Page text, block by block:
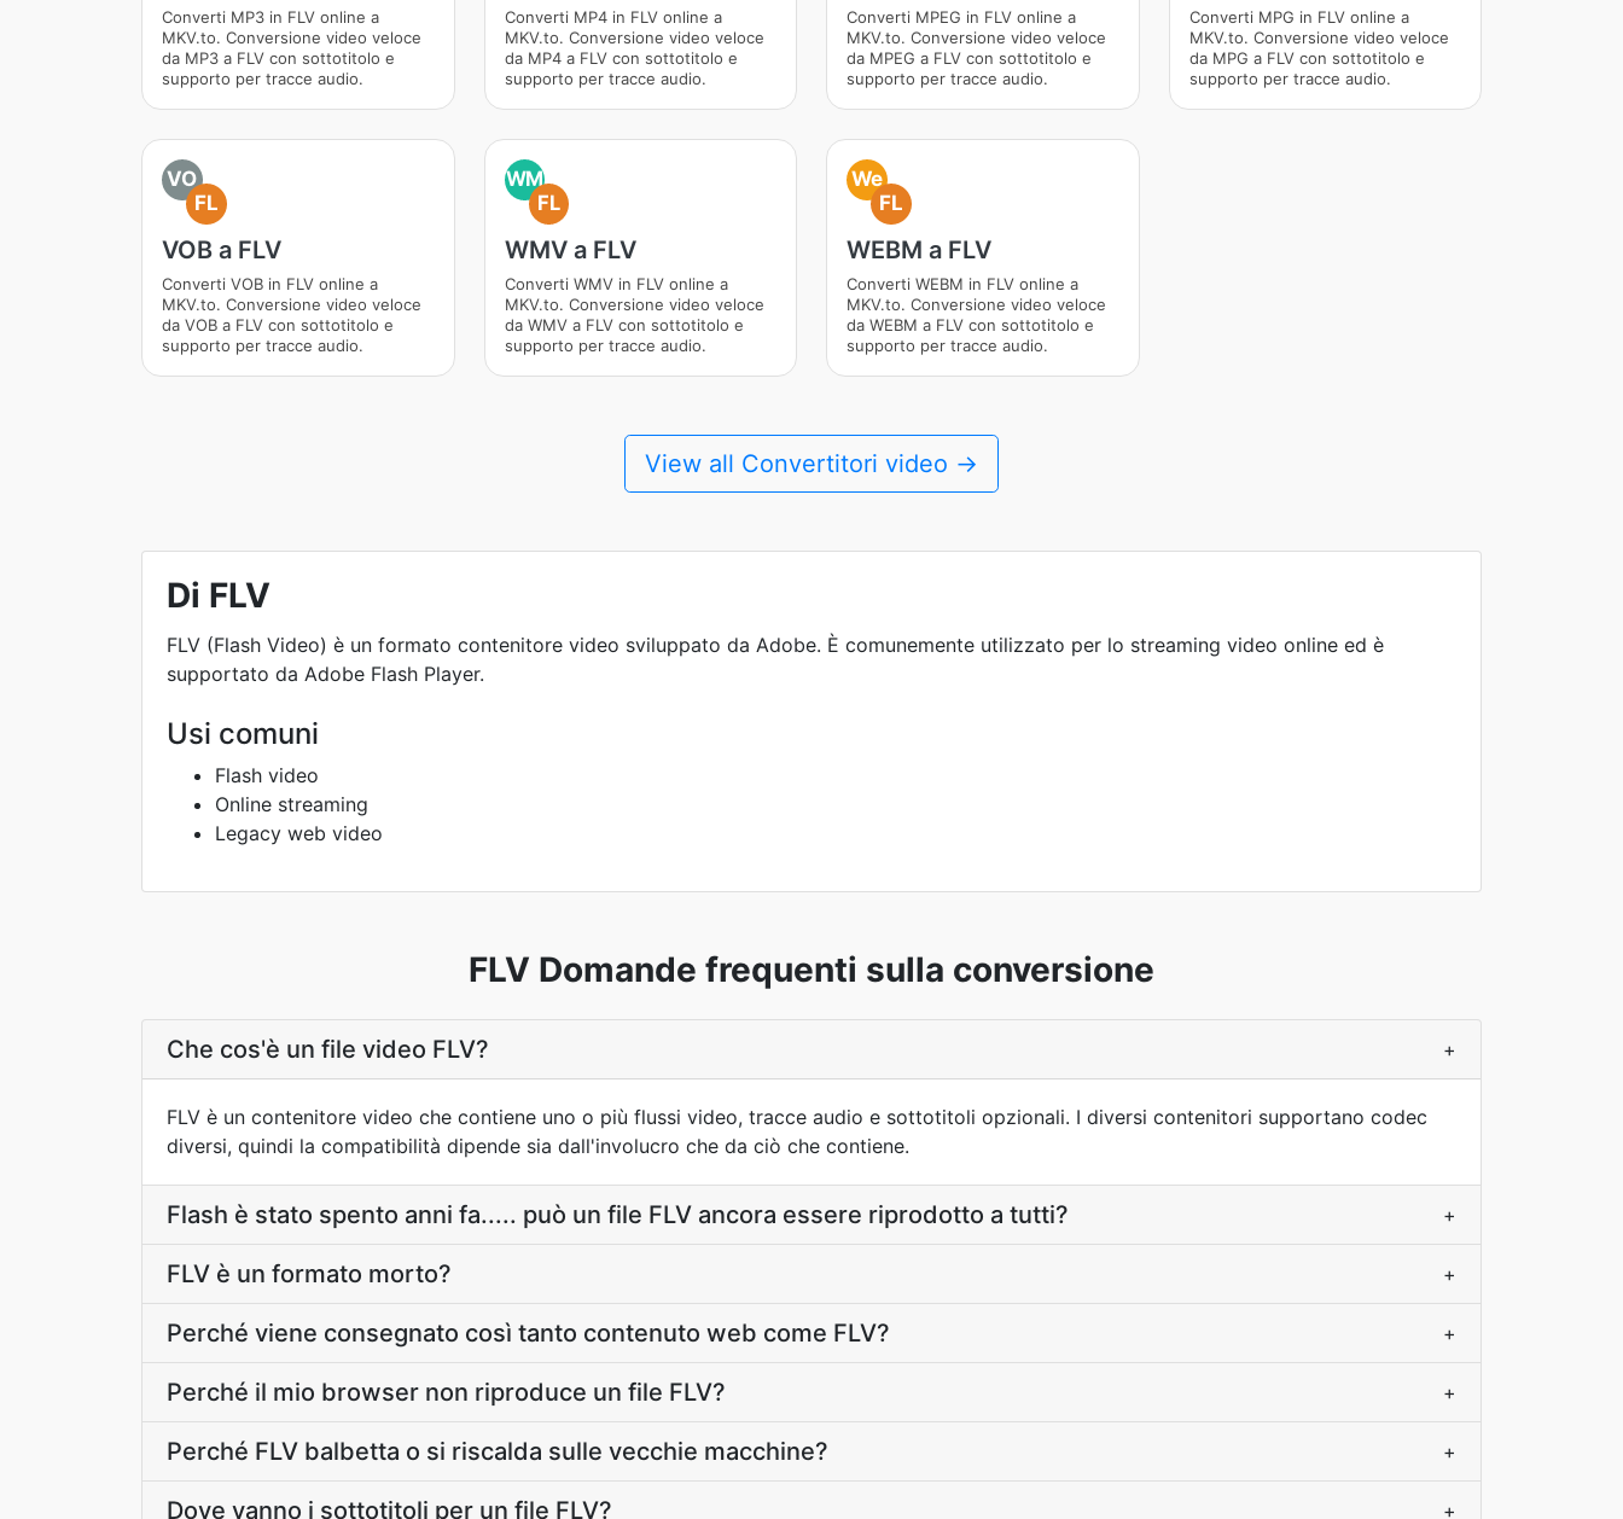
Converti MP3 in FLV online a
MKV.to. Conversione video veloce
da MP3 a FLV con sottotitolo e
supporto per tracce audio.
Converti MP4 in FLV online a
MKV.to. Conversione video veloce
da MP4 a FLV con sottotitolo e
supporto per tracce audio.
Converti MPEG in FLV online a
MKV.to. Conversione video veloce
da MPEG a FLV con sottotitolo e
supporto per tracce audio.
Converti MPG in FLV online a
MKV.to. Conversione video veloce
da MPG a FLV con sottotitolo e
supporto per tracce audio.
VO
FL
VOB a FLV
Converti VOB in FLV online a
MKV.to. Conversione video veloce
da VOB a FLV con sottotitolo e
supporto per tracce audio.
WM
FL
WMV a FLV
Converti WMV in FLV online a
MKV.to. Conversione video veloce
da WMV a FLV con sottotitolo e
supporto per tracce audio.
We
FL
WEBM a FLV
Converti WEBM in FLV online a
MKV.to. Conversione video veloce
da WEBM a FLV con sottotitolo e
supporto per tracce audio.
View all Convertitori video →
Di FLV
FLV (Flash Video) è un formato contenitore video sviluppato da Adobe. È comunemente utilizzato per lo streaming video online ed è
supportato da Adobe Flash Player.
Usi comuni
Flash video
Online streaming
Legacy web video
FLV Domande frequenti sulla conversione
Che cos'è un file video FLV? +
FLV è un contenitore video che contiene uno o più flussi video, tracce audio e sottotitoli opzionali. I diversi contenitori supportano codec
diversi, quindi la compatibilità dipende sia dall'involucro che da ciò che contiene.
Flash è stato spento anni fa..... può un file FLV ancora essere riprodotto a tutti? +
FLV è un formato morto? +
Perché viene consegnato così tanto contenuto web come FLV? +
Perché il mio browser non riproduce un file FLV? +
Perché FLV balbetta o si riscalda sulle vecchie macchine? +
Dove vanno i sottotitoli per un file FLV? +